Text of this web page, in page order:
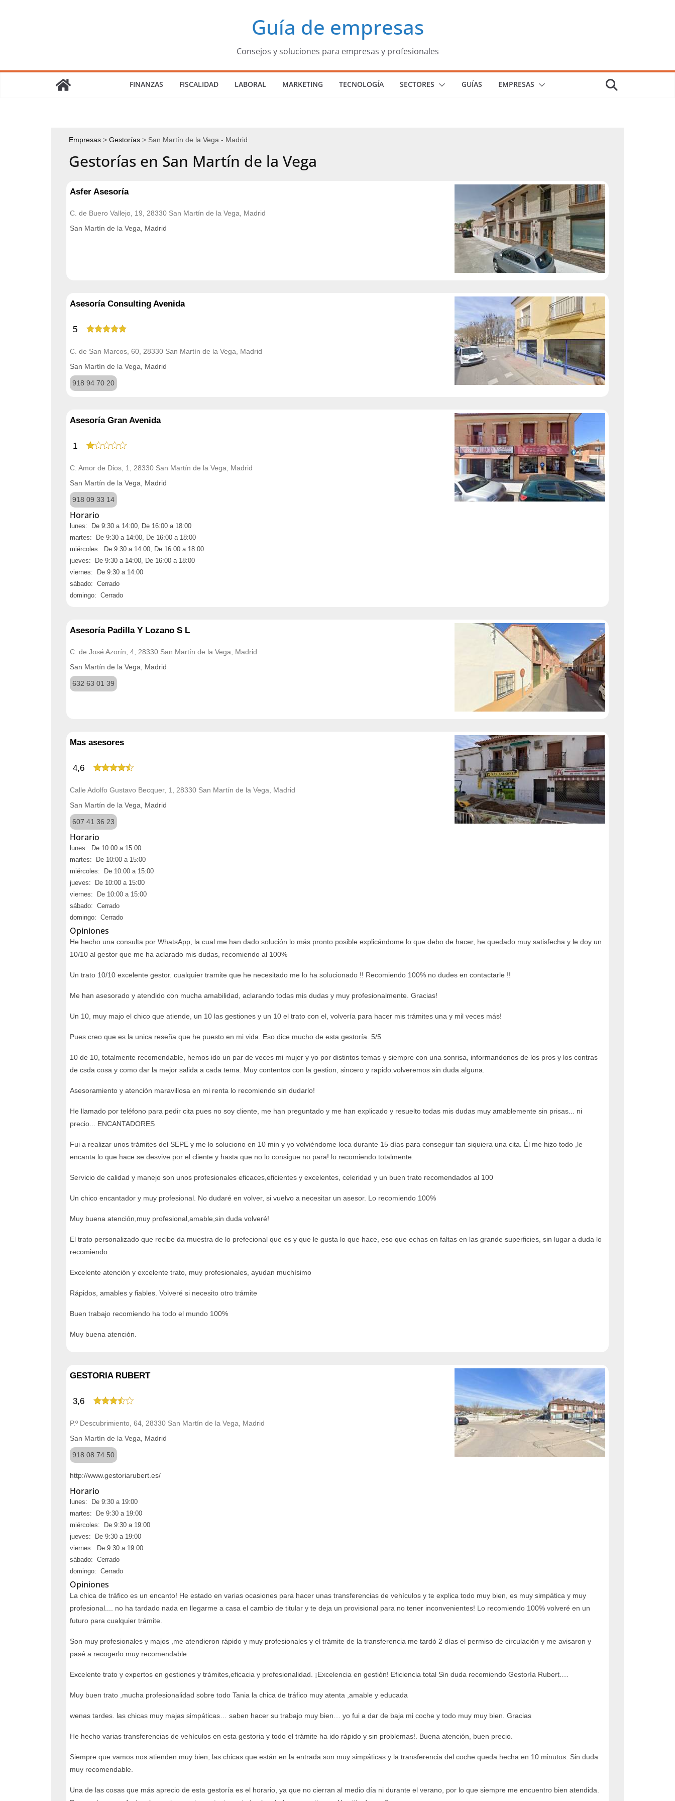
Guía de empresas
Consejos y soluciones para empresas y profesionales
FINANZAS FISCALIDAD LABORAL MARKETING TECNOLOGÍA SECTORES GUÍAS EMPRESAS
Empresas Gestorías San Martín de la Vega - Madrid
Gestorías en San Martín de la Vega
Asfer Asesoría
C. de Buero Vallejo, 19, 28330 San Martín de la Vega, Madrid
San Martín de la Vega, Madrid
Asesoría Consulting Avenida
5
C. de San Marcos, 60, 28330 San Martín de la Vega, Madrid
San Martín de la Vega, Madrid
918 94 70 20
Asesoría Gran Avenida
1
C. Amor de Dios, 1, 28330 San Martín de la Vega, Madrid
San Martín de la Vega, Madrid
918 09 33 14
Horario
lunes: De 9:30 a 14:00, De 16:00 a 18:00
martes: De 9:30 a 14:00, De 16:00 a 18:00
miércoles: De 9:30 a 14:00, De 16:00 a 18:00
jueves: De 9:30 a 14:00, De 16:00 a 18:00
viernes: De 9:30 a 14:00
sábado: Cerrado
domingo: Cerrado
Asesoría Padilla Y Lozano S L
C. de José Azorín, 4, 28330 San Martín de la Vega, Madrid
San Martín de la Vega, Madrid
632 63 01 39
Mas asesores
4,6
Calle Adolfo Gustavo Becquer, 1, 28330 San Martín de la Vega, Madrid
San Martín de la Vega, Madrid
607 41 36 23
Horario
lunes: De 10:00 a 15:00
martes: De 10:00 a 15:00
miércoles: De 10:00 a 15:00
jueves: De 10:00 a 15:00
viernes: De 10:00 a 15:00
sábado: Cerrado
domingo: Cerrado
Opiniones
He hecho una consulta por WhatsApp, la cual me han dado solución lo más pronto posible explicándome lo que debo de hacer, he quedado muy satisfecha y le doy un
10/10 al gestor que me ha aclarado mis dudas, recomiendo al 100%
Un trato 10/10 excelente gestor. cualquier tramite que he necesitado me lo ha solucionado !! Recomiendo 100% no dudes en contactarle !!
Me han asesorado y atendido con mucha amabilidad, aclarando todas mis dudas y muy profesionalmente. Gracias!
Un 10, muy majo el chico que atiende, un 10 las gestiones y un 10 el trato con el, volvería para hacer mis trámites una y mil veces más!
Pues creo que es la unica reseña que he puesto en mi vida. Eso dice mucho de esta gestoría. 5/5
10 de 10, totalmente recomendable, hemos ido un par de veces mi mujer y yo por distintos temas y siempre con una sonrisa, informandonos de los pros y los contras
de csda cosa y como dar la mejor salida a cada tema. Muy contentos con la gestion, sincero y rapido.volveremos sin duda alguna.
Asesoramiento y atención maravillosa en mi renta lo recomiendo sin dudarlo!
He llamado por teléfono para pedir cita pues no soy cliente, me han preguntado y me han explicado y resuelto todas mis dudas muy amablemente sin prisas... ni
precio... ENCANTADORES
Fui a realizar unos trámites del SEPE y me lo soluciono en 10 min y yo volviéndome loca durante 15 días para conseguir tan siquiera una cita. Él me hizo todo ,le
encanta lo que hace se desvive por el cliente y hasta que no lo consigue no para! lo recomiendo totalmente.
Servicio de calidad y manejo son unos profesionales eficaces,eficientes y excelentes, celeridad y un buen trato recomendados al 100
Un chico encantador y muy profesional. No dudaré en volver, si vuelvo a necesitar un asesor. Lo recomiendo 100%
Muy buena atención,muy profesional,amable,sin duda volveré!
El trato personalizado que recibe da muestra de lo prefecional que es y que le gusta lo que hace, eso que echas en faltas en las grande superficies, sin lugar a duda lo
recomiendo.
Excelente atención y excelente trato, muy profesionales, ayudan muchísimo
Rápidos, amables y fiables. Volveré si necesito otro trámite
Buen trabajo recomiendo ha todo el mundo 100%
Muy buena atención.
GESTORIA RUBERT
3,6
P.º Descubrimiento, 64, 28330 San Martín de la Vega, Madrid
San Martín de la Vega, Madrid
918 08 74 50
http://www.gestoriarubert.es/
Horario
lunes: De 9:30 a 19:00
martes: De 9:30 a 19:00
miércoles: De 9:30 a 19:00
jueves: De 9:30 a 19:00
viernes: De 9:30 a 19:00
sábado: Cerrado
domingo: Cerrado
Opiniones
La chica de tráfico es un encanto! He estado en varias ocasiones para hacer unas transferencias de vehículos y te explica todo muy bien, es muy simpática y muy
profesional.... no ha tardado nada en llegarme a casa el cambio de titular y te deja un provisional para no tener inconvenientes! Lo recomiendo 100% volveré en un
futuro para cualquier trámite.
Son muy profesionales y majos ,me atendieron rápido y muy profesionales y el trámite de la transferencia me tardó 2 días el permiso de circulación y me avisaron y
pasé a recogerlo.muy recomendable
Excelente trato y expertos en gestiones y trámites,eficacia y profesionalidad. ¡Excelencia en gestión! Eficiencia total Sin duda recomiendo Gestoría Rubert.…
Muy buen trato ,mucha profesionalidad sobre todo Tania la chica de tráfico muy atenta ,amable y educada
wenas tardes. las chicas muy majas simpáticas… saben hacer su trabajo muy bien… yo fui a dar de baja mi coche y todo muy muy bien. Gracias
He hecho varias transferencias de vehículos en esta gestoria y todo el trámite ha ido rápido y sin problemas!. Buena atención, buen precio.
Siempre que vamos nos atienden muy bien, las chicas que están en la entrada son muy simpáticas y la transferencia del coche queda hecha en 10 minutos. Sin duda
muy recomendable.
Una de las cosas que más aprecio de esta gestoría es el horario, ya que no cierran al medio día ni durante el verano, por lo que siempre me encuentro bien atendida.